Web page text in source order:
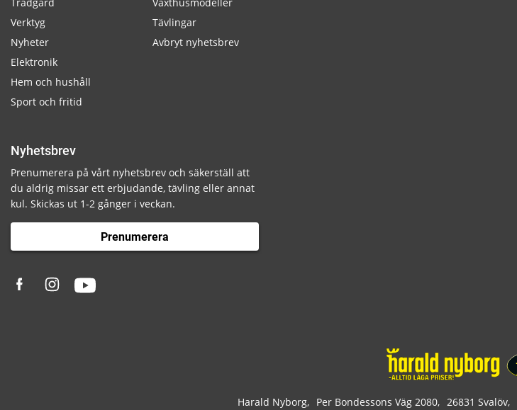
Verktyg
Nyheter
Elektronik
Hem och hushåll
Sport och fritid
Tävlingar
Avbryt nyhetsbrev
Nyhetsbrev
Prenumerera på vårt nyhetsbrev och säkerställ att
du aldrig missar ett erbjudande, tävling eller annat
kul. Skickas ut 1-2 gånger i veckan.
Prenumerera
Harald Nyborg Per Bondessons Väg 2080 26831 Svalöv